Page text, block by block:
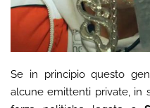
Se in principio questo
alcune emittenti private, in